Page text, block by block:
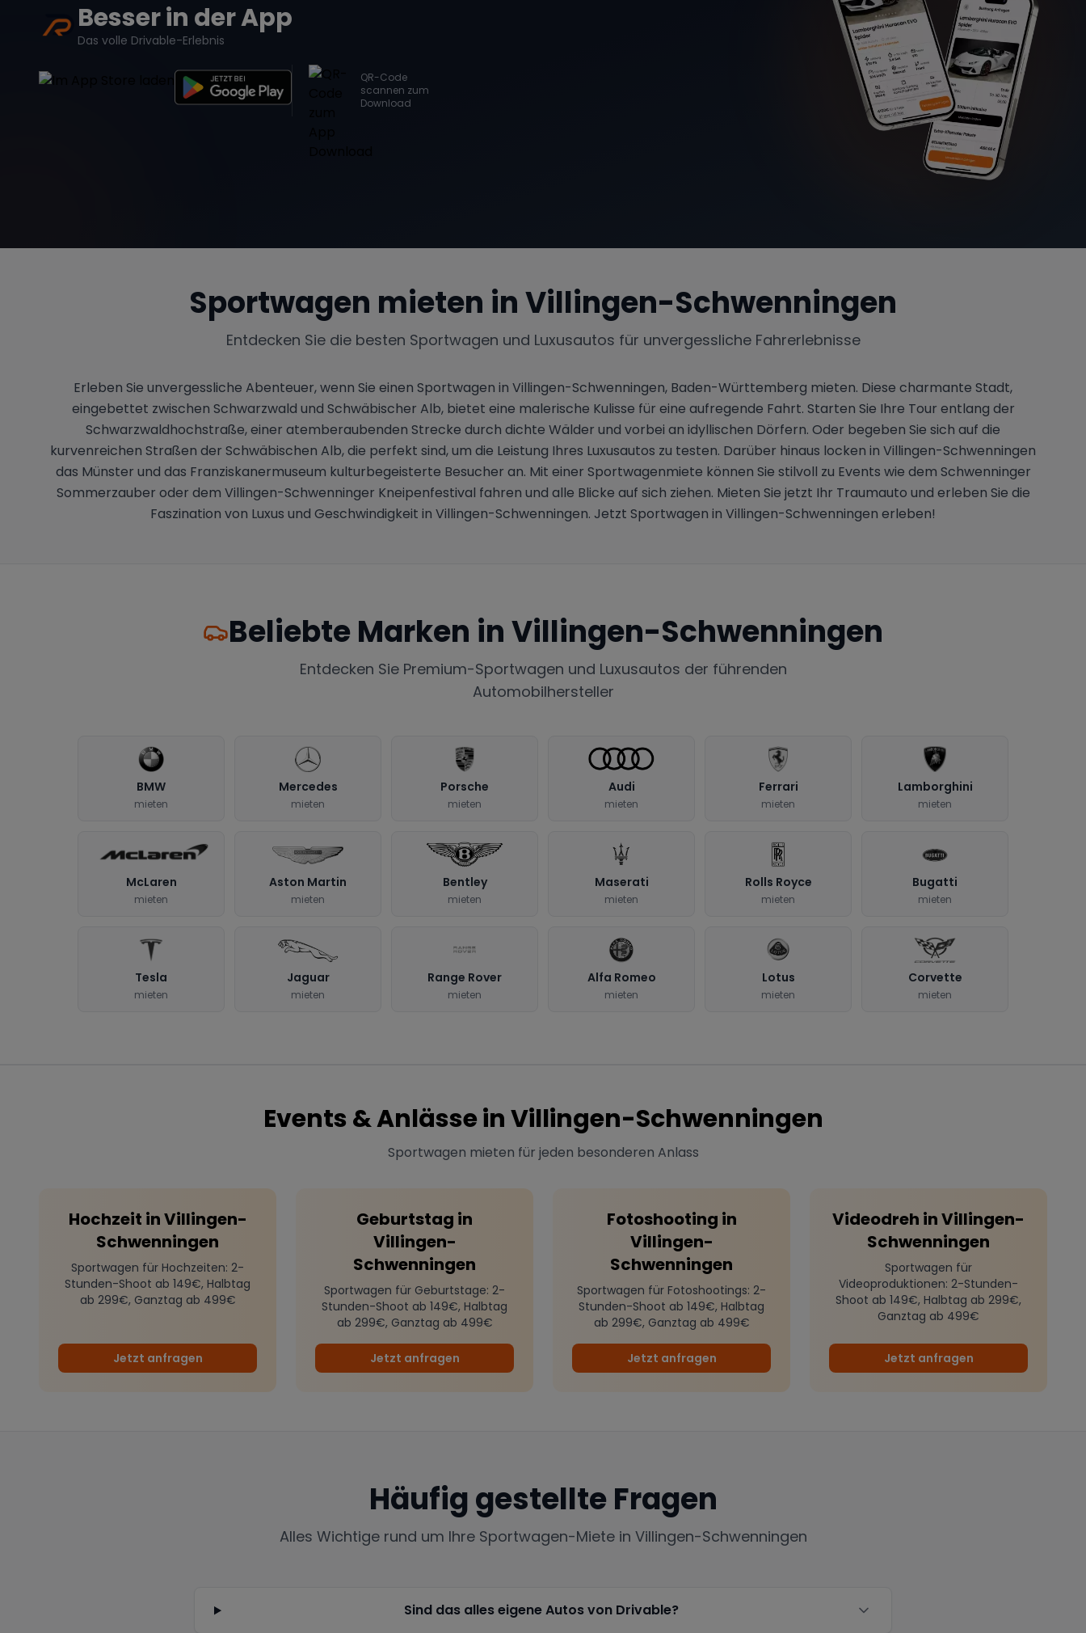
Besser in der App
Das volle Drivable-Erlebnis
QR-Code
scannen zum
Download
Sportwagen mieten inVillingen-Schwenningen
Entdecken Sie die besten Sportwagen und Luxusautos für unvergessliche Fahrerlebnisse
Erleben Sie unvergessliche Abenteuer, wenn Sie einen Sportwagen in Villingen-Schwenningen, Baden-Württemberg mieten. Diese charmante Stadt,
eingebettet zwischen Schwarzwald und Schwäbischer Alb, bietet eine malerische Kulisse für eine aufregende Fahrt. Starten Sie Ihre Tour entlang der
Schwarzwaldhochstraße, einer atemberaubenden Strecke durch dichte Wälder und vorbei an idyllischen Dörfern. Oder begeben Sie sich auf die
kurvenreichen Straßen der Schwäbischen Alb, die perfekt sind, um die Leistung Ihres Luxusautos zu testen. Darüber hinaus locken in Villingen-Schwenningen
das Münster und das Franziskanermuseum kulturbegeisterte Besucher an. Mit einer Sportwagenmiete können Sie stilvoll zu Events wie dem Schwenninger
Sommerzauber oder dem Villingen-Schwenninger Kneipenfestival fahren und alle Blicke auf sich ziehen. Mieten Sie jetzt Ihr Traumauto und erleben Sie die
Faszination von Luxus und Geschwindigkeit in Villingen-Schwenningen. Jetzt Sportwagen in Villingen-Schwenningen erleben!
Beliebte Marken inVillingen-Schwenningen
Entdecken Sie Premium-Sportwagen und Luxusautos der führenden
Automobilhersteller
BMW
mieten
Mercedes
mieten
Porsche
mieten
Audi
mieten
Ferrari
mieten
Lamborghini
mieten
McLaren
mieten
Aston Martin
mieten
Bentley
mieten
Maserati
mieten
Rolls Royce
mieten
Bugatti
mieten
Tesla
mieten
Jaguar
mieten
Range Rover
mieten
Alfa Romeo
mieten
Lotus
mieten
Corvette
mieten
Events & Anlässe inVillingen-Schwenningen
Sportwagen mieten für jeden besonderen Anlass
Hochzeit inVillingen-
Schwenningen
Sportwagen für Hochzeiten: 2-
Stunden-Shoot ab 149€, Halbtag
ab 299€, Ganztag ab 499€
Jetzt anfragen
Geburtstag in
Villingen-
Schwenningen
Sportwagen für Geburtstage: 2-
Stunden-Shoot ab 149€, Halbtag
ab 299€, Ganztag ab 499€
Jetzt anfragen
Fotoshooting in
Villingen-
Schwenningen
Sportwagen für Fotoshootings: 2-
Stunden-Shoot ab 149€, Halbtag
ab 299€, Ganztag ab 499€
Jetzt anfragen
Videodreh inVillingen-
Schwenningen
Sportwagen für
Videoproduktionen: 2-Stunden-
Shoot ab 149€, Halbtag ab 299€,
Ganztag ab 499€
Jetzt anfragen
Häufig gestellte Fragen
Alles Wichtige rund um Ihre Sportwagen-Miete in Villingen-Schwenningen
Sind das alles eigene Autos von Drivable?